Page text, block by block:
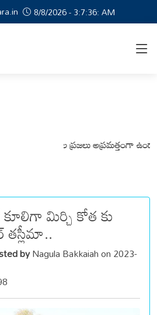
8/8/2026 - 3:7:37: AM
మండలాల ప్రజలు అప్రమత్తంగా ఉండాలి
మిర్చి కోత కు
తస్లీమా..
byNagula Bakkaiah on 2023-